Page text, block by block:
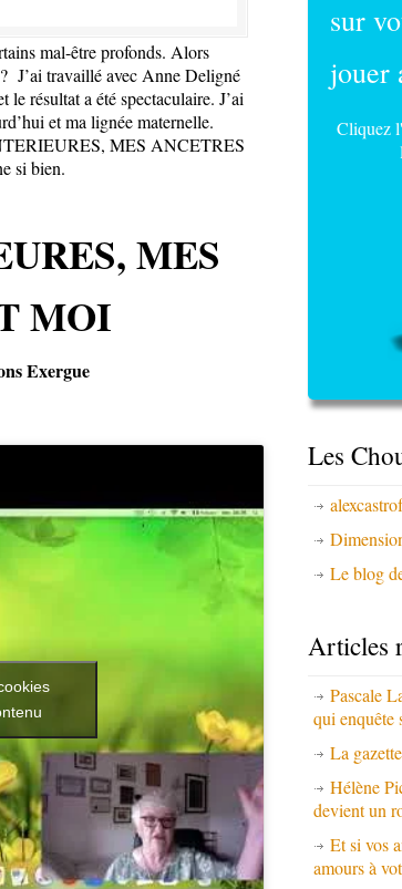
mal-être profonds. Alors
J’ai travaillé avec Anne Deligné
résultat a été spectaculaire. J’ai
et ma lignée maternelle.
MES ANCETRES
si bien.
MES
MOI
Exergue
sur
jouer
Cliquez
Les
Le blog
Articles
Pascale
qui enquête
La
Hélène
devient un
Et si vos
amours à